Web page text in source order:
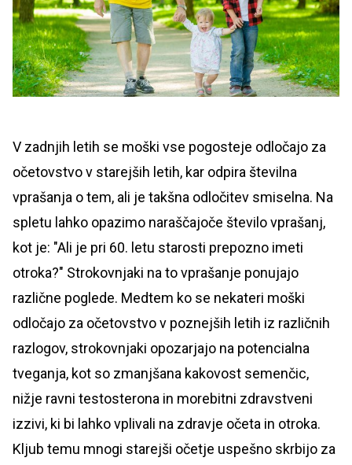
V zadnjih letih se moški vse pogosteje odločajo za
očetovstvo v starejših letih, kar odpira številna
vprašanja o tem, ali je takšna odločitev smiselna. Na
spletu lahko opazimo naraščajoče število vprašanj,
kot je: "Ali je pri 60. letu starosti prepozno imeti
otroka?" Strokovnjaki na to vprašanje ponujajo
različne poglede. Medtem ko se nekateri moški
odločajo za očetovstvo v poznejših letih iz različnih
razlogov, strokovnjaki opozarjajo na potencialna
tveganja, kot so zmanjšana kakovost semenčic,
nižje ravni testosterona in morebitni zdravstveni
izzivi, ki bi lahko vplivali na zdravje očeta in otroka.
Kljub temu mnogi starejši očetje uspešno skrbijo za